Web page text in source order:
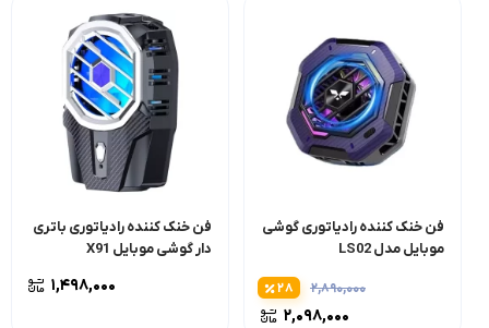
فن خنک کننده رادیاتوری گوشی
موبایل مدل LS02
۲,۸۹۰,۰۰۰
۲,۰۹۸,۰۰۰
۲۸
فن خنک کننده رادیاتوری باتری
دار گوشی موبایل X91
۱,۴۹۸,۰۰۰